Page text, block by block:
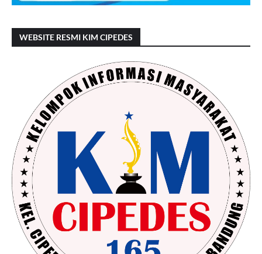
WEBSITE RESMI KIM CIPEDES